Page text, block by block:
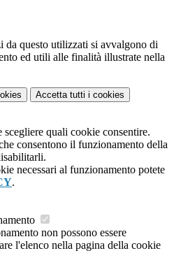
da questo utilizzati si avvalgono di
ed utili alle finalità illustrate nella
Accetta tutti i cookies
scegliere quali cookie consentire.
consentono il funzionamento della
necessari al funzionamento potete
.
non possono essere
l'elenco nella pagina della cookie